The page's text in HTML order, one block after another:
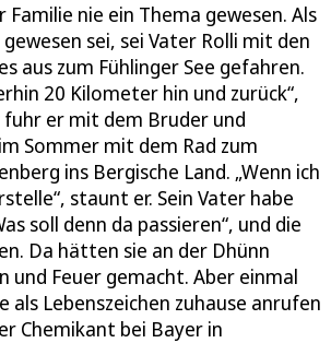
Familie nie ein Thema gewesen. Als
sei, sei Vater Rolli mit den
aus zum Fühlinger See gefahren.
20 Kilometer hin und zurück“,
fuhr er mit dem Bruder und
Sommer mit dem Rad zum
ins Bergische Land. „Wenn ich
staunt er. Sein Vater habe
soll denn da passieren“, und die
Da hätten sie an der Dhünn
und Feuer gemacht. Aber einmal
als Lebenszeichen zuhause anrufen
Chemikant bei Bayer in